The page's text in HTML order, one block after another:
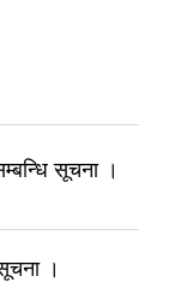
सूचना ।
।